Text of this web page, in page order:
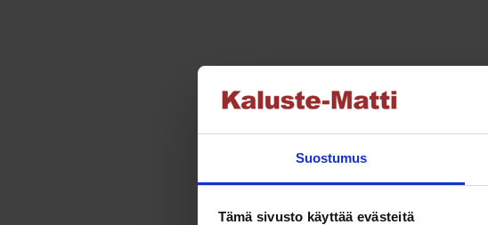
Suostumus
Tämä sivusto käyttää evästeitä